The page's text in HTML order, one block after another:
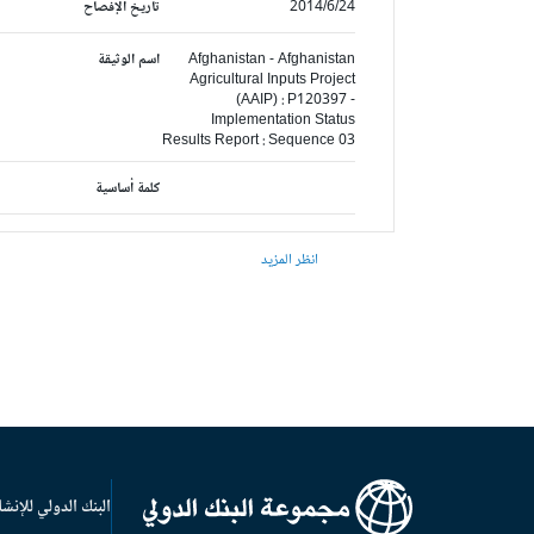
تاريخ الإفصاح 2014/6/24
اسم الوثيقة
Afghanistan - Afghanistan
Agricultural Inputs Project
(AAIP) : P120397 -
Implementation Status
Results Report : Sequence 03
كلمة أساسية
انظر المزيد
البنك الدولي